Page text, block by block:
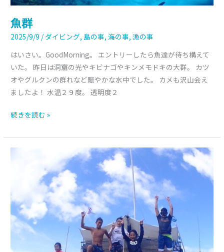
魚群
2025/9/9 / ダイビング, 島の事,海の事,漁の事
はいさい。GoodMorning。 エントリーしたら魚達が待ち構えて
いた。 昨日は洞窟の光やキビナゴやキンメモドキの大群。 カツ
オやグルクンの群れなど賑やかな水中でした。 カメも沢山会え
ましたよ！ 水温２９度。 透明度２
続きを読む »